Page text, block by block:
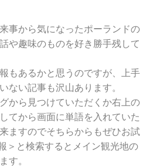
事から気になったポーランドの
や趣味のものを好き勝手残して
もあるかと思うのですが、上手
ない記事も沢山あります。
から見つけていただくか右上の
てから画面に単語を入れていた
ますのでそちらからもぜひお試
＞と検索するとメイン観光地の
す。